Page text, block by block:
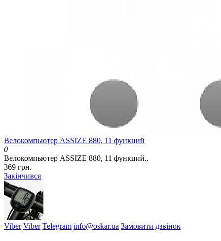
Велокомпьютер ASSIZE 880, 11 функций
0
Велокомпьютер ASSIZE 880, 11 функций..
369 грн.
Закінчився
Viber Viber Telegram info@oskar.ua Замовити дзвінок